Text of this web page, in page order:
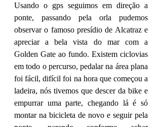
Usando o gps seguimos em direção a
ponte, passando pela orla pudemos
observar o famoso presídio de Alcatraz e
apreciar a bela vista do mar com a
Golden Gate ao fundo. Existem ciclovias
em todo o percurso, pedalar na área plana
foi fácil, difícil foi na hora que começou a
ladeira, nós tivemos que descer da bike e
empurrar uma parte, chegando lá é só
montar na bicicleta de novo e seguir pela